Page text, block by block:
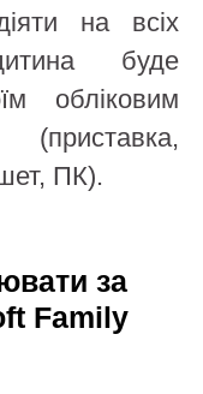
на всіх
буде
обліковим
ПК).
за
Family